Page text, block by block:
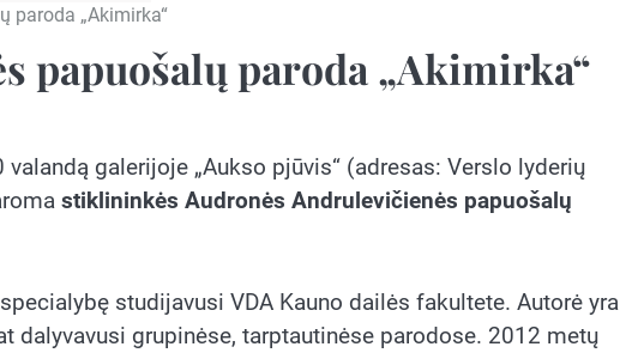
paroda „Akimirka“
papuošalų paroda „Akimirka“
galerijoje „Aukso pjūvis“ (adresas: Verslo lyderių
stiklininkės Audronės Andrulevičienės papuošalų
studijavusi VDA Kauno dailės fakultete. Autorė yra
dalyvavusi grupinėse, tarptautinėse parodose. 2012 metų